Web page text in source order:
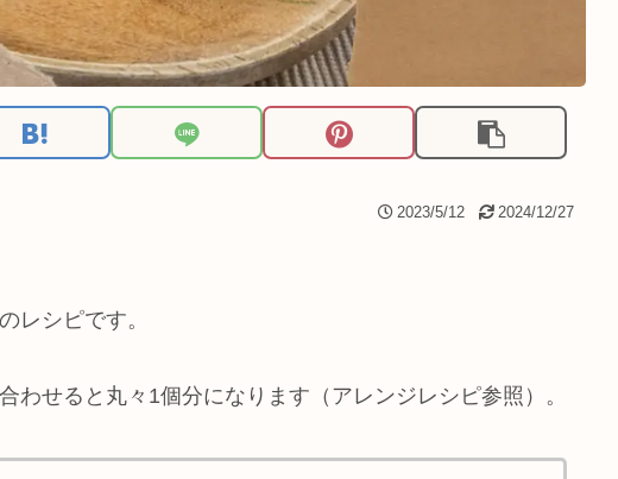
2023/5/12 2024/12/27
レシピです。
わせると丸々1個分になります（アレンジレシピ参照）。